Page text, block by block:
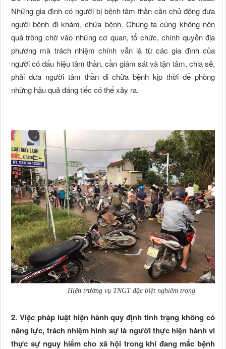
Những gia đình có người bị bệnh tâm thần cần chủ động đưa
người bệnh đi khám, chữa bệnh. Chúng ta cũng không nên
quá trông chờ vào những cơ quan, tổ chức, chính quyền địa
phương mà trách nhiệm chính vẫn là từ các gia đình của
người có dấu hiệu tâm thần, cần giám sát và tận tâm, chia sẻ,
phải đưa người tâm thần đi chữa bệnh kịp thời để phòng
những hậu quả đáng tiếc có thể xảy ra.
Hiện trường vụ TNGT đặc biệt nghiêm trọng
2. Việc pháp luật hiện hành quy định tình trạng không có
năng lực, trách nhiệm hình sự là người thực hiện hành vi
thực sự nguy hiểm cho xã hội trong khi đang mắc bệnh